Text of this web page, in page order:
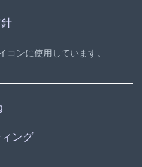
ンに使用しています。
ング